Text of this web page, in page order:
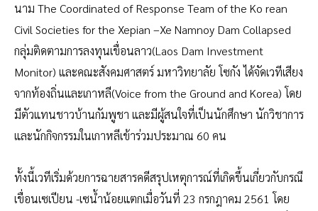
นาม The Coordinated of Response Team of the Ko rean
Civil Societies for the Xepian –Xe Namnoy Dam Collapsed
กลุ่มติดตามการลงทุนเขื่อนลาว(Laos Dam Investment
Monitor) และคณะสังคมศาสตร์ มหาวิทยาลัย โซกัง ได้จัดเวทีเสียง
จากท้องถิ่นและเกาหลี(Voice from the Ground and Korea) โดย
มีตัวแทนชาวบ้านกัมพูชา และมีผู้สนใจที่เป็นนักศึกษา นักวิชาการ
และนักกิจกรรมในเกาหลีเข้าร่วมประมาณ 60 คน
ทั้งนี้เวทีเริ่มด้วยการฉายสารคดีสรุปเหตุการณ์ที่เกิดขึ้นเกี่ยวกับกรณี
เขื่อนเซเปียน -เซน้ำน้อยแตกเมื่อวันที่ 23 กรกฎาคม 2561 โดย